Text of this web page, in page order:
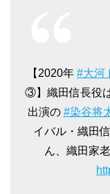
【2020年 #大河
③】織田信長役
出演の #染谷将
イバル・織田
ん、織田家